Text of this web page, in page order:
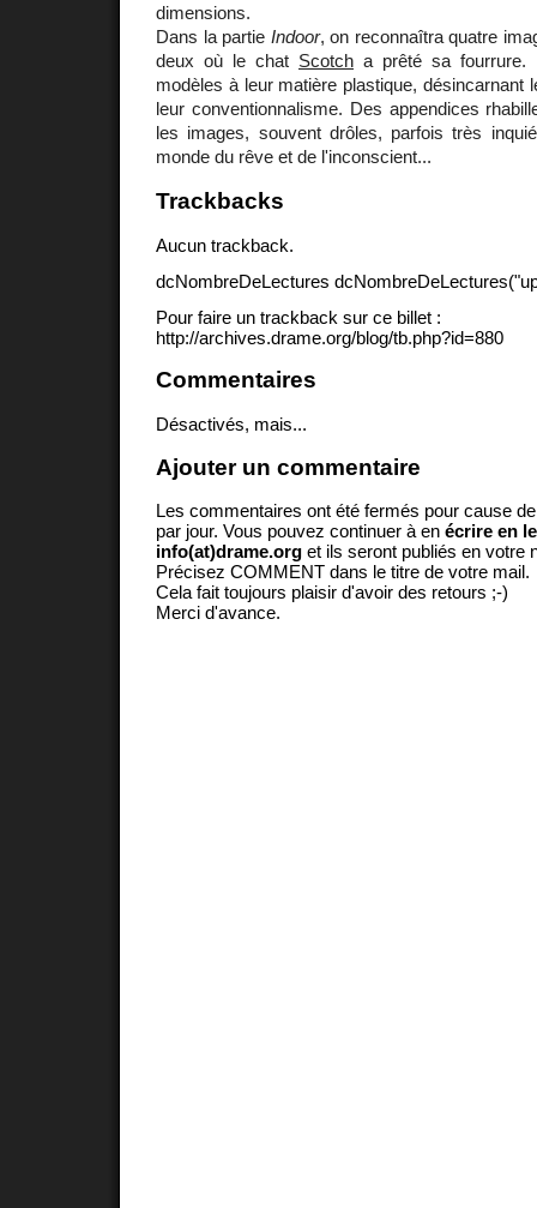
dimensions.
Dans la partie Indoor, on reconnaîtra quatre
deux où le chat Scotch a prêté sa fourrure.
modèles à leur matière plastique, désincarnant
leur conventionnalisme. Des appendices
les images, souvent drôles, parfois très
monde du rêve et de l'inconscient...
Trackbacks
Aucun trackback.
dcNombreDeLectures
Pour faire un trackback sur ce billet :
http://archives.drame.org/blog/tb.php?id=880
Commentaires
Désactivés, mais...
Ajouter un commentaire
Les commentaires ont été fermés pour cause
par jour. Vous pouvez continuer à en écrire en
info(at)drame.org et ils seront publiés en votre
Précisez COMMENT dans le titre de votre mail.
Cela fait toujours plaisir d'avoir des retours ;-)
Merci d'avance.